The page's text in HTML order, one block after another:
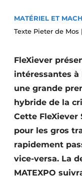
Video’s
Construction
Contrôle d’accès
Éclairage
Fondations
Façades
MATÉRIEL ET
Texte Pieter de Mos
FleXiever
intéressantes à
une grande
hybride de la
Cette
pour les gros
rapidement
vice-versa. La
MATEXPO